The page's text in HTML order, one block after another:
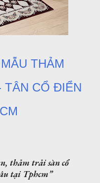
THẢM
TÂN CỔ ĐIỂN
thảm trải sàn cổ
tại Tphcm